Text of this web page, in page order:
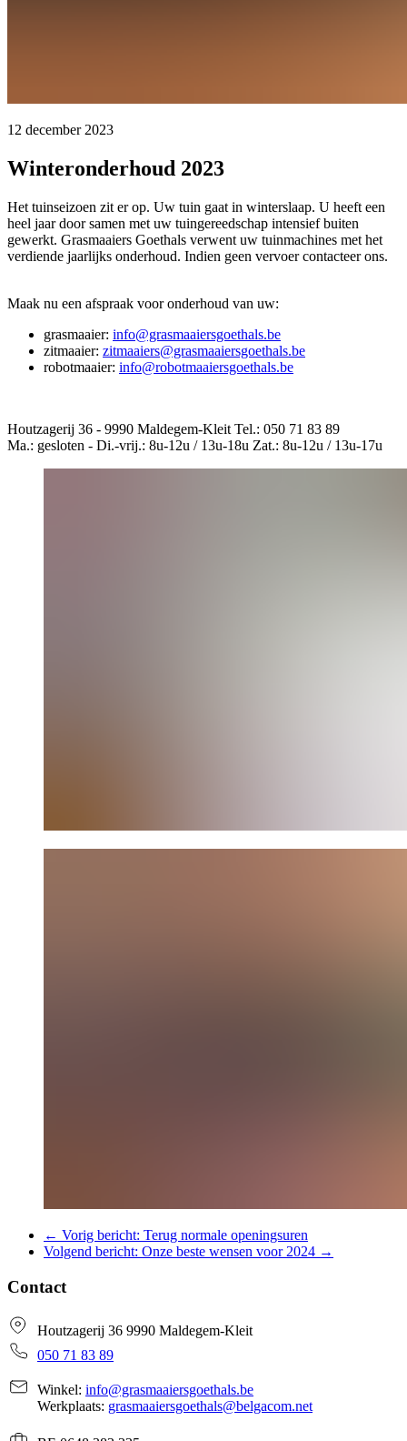
12 december 2023
Winteronderhoud 2023
Het tuinseizoen zit er op. Uw tuin gaat in winterslaap. U heeft een
heel jaar door samen met uw tuingereedschap intensief buiten
gewerkt. Grasmaaiers Goethals verwent uw tuinmachines met het
verdiende jaarlijks onderhoud. Indien geen vervoer contacteer ons.
Maak nu een afspraak voor onderhoud van uw:
grasmaaier: info@grasmaaiersgoethals.be
zitmaaier: zitmaaiers@grasmaaiersgoethals.be
robotmaaier: info@robotmaaiersgoethals.be
Houtzagerij 36 - 9990 Maldegem-Kleit Tel.: 050 71 83 89
Ma.: gesloten - Di.-vrij.: 8u-12u / 13u-18u Zat.: 8u-12u / 13u-17u
← Vorig bericht: Terug normale openingsuren
Volgend bericht: Onze beste wensen voor 2024 →
Contact
Houtzagerij 36 9990 Maldegem-Kleit
050 71 83 89
Winkel: info@grasmaaiersgoethals.be
Werkplaats: grasmaaiersgoethals@belgacom.net